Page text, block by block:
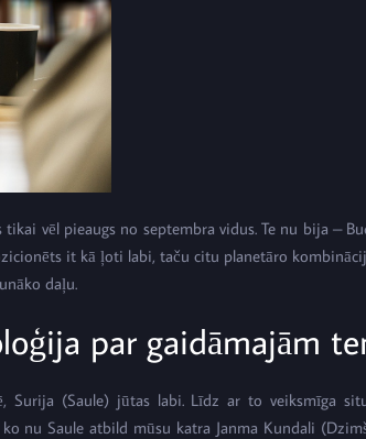
vēl pieaugs no septembra vidus. Te nu bija –
it kā ļoti labi, taču citu planetāro
daļu.
par gaidāmajām
(Saule) jūtas labi. Līdz ar to veiksmīga
nu Saule atbild mūsu katra Janma Kundali